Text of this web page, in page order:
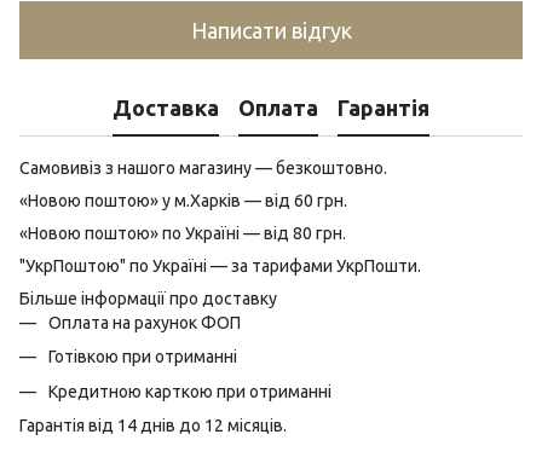
Написати відгук
Доставка Оплата Гарантія
Самовивіз з нашого магазину — безкоштовно.
«Новою поштою» у м.Харків — від 60 грн.
«Новою поштою» по Україні — від 80 грн.
"УкрПоштою" по Україні — за тарифами УкрПошти.
Більше інформації про доставку
Оплата на рахунок ФОП
Готівкою при отриманні
Кредитною карткою при отриманні
Гарантія від 14 днів до 12 місяців.